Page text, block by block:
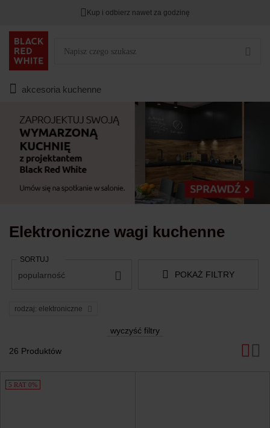
HITY DNIA przy zapisie na Newsletter.
Kup i odbierz nawet za godzinę
akcesoria kuchenne
Elektroniczne wagi kuchenne
26 Produktów
POKAŻ FILTRY
rodzaj: elektroniczne
wyczyść filtry
SORTUJ
popularność
Produkty
5 RAT 0%